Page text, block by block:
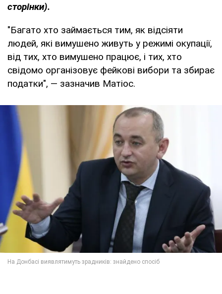
сторінки).
"Багато хто займається тим, як відсіяти
людей, які вимушено живуть у режимі окупації,
від тих, хто вимушено працює, і тих, хто
свідомо організовує фейкові вибори та збирає
податки", — зазначив Матіос.